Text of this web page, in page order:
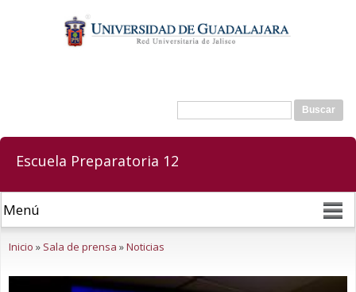
contenido
principal
Formulario de búsqueda
Buscar
Escuela Preparatoria 12
Inicio » Sala de prensa »Noticias